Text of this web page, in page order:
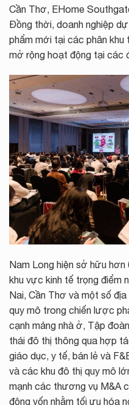
Cần Thơ, EHome
Đồng thời, doanh nghiệp
phẩm mới tại các phân
mở rộng hoạt động tại các
Nam Long hiện sở hữu
khu vực kinh tế trọng điểm
Nai, Cần Thơ và một số
quy mô trong chiến lược
cạnh mảng nhà ở, Tập
thái đô thị thông qua hợp
giáo dục, y tế, bán lẻ và
và các khu đô thị quy mô
mạnh các thương vụ M&A
động vốn nhằm tối ưu hóa